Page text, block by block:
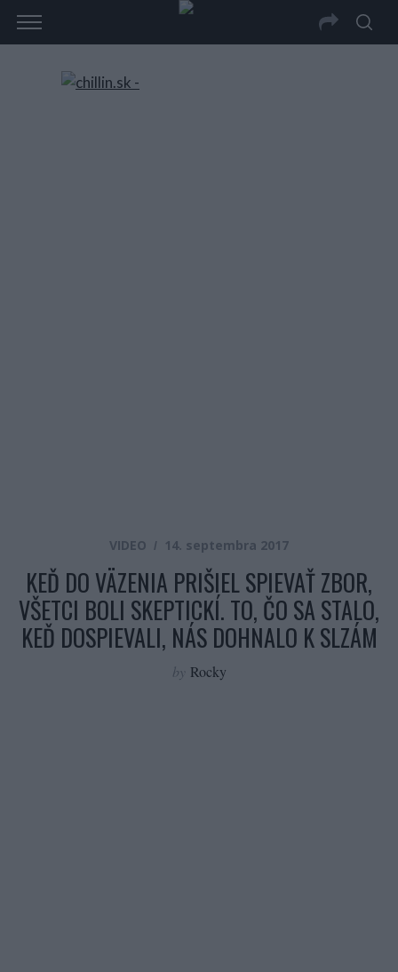
VIDEO 14. septembra 2017
KEĎ DO VÄZENIA PRIŠIEL SPIEVAŤ ZBOR,
VŠETCI BOLI SKEPTICKÍ. TO, ČO SA STALO,
KEĎ DOSPIEVALI, NÁS DOHNALO K SLZÁM
by Rocky